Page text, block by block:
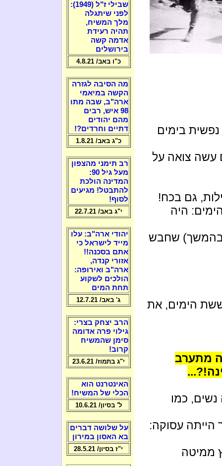
בימים
עשה צואה על
גם בכח!
היה
בהמשך) שחבש
1967 במלחמת ששת הימים, את
ה' לא היה מתערב
נשים, כמו
עסוקה:
ממיטה
שבילי ז"ל (1949):
לפני שיתגלה
מלך המשיח,
תהיה רעידת
אדמה קשה
בירושלים
כ"ו באב/ 4.8.21
מה הסיבה לגזרה
הקשה במיאמי
ארה"ב, שבה מתו
98 איש, רבים
מהם יהודים
דתיים וחרדים?!
כ"ג באב/ 1.8.21
רב תימני מהצפון
מעל גיל 90:
המדינה הולכת
להתבטל! מגיעים
לסוף!
י"ג באב/ 22.7.21
יהודי ארה"ב: עלו
מייד לישראל כי
אתם בסכנה!!
אזורי קנדה,
ארה"ב ואירופה:
הולכים לשקוע
תחת המים
ג' באב/ 12.7.21
הרב יצחק בצרי:
גילוי פרה אדומה
סימן שהמשיח
קרוב!
י"ג בתמוז/ 23.6.21
האינטרנט הוא
הכלי של המשיח!
ל' בסיון/ 10.6.21
על שלושה דברים
בא האסון במירון
י"ז בסיון/ 28.5.21